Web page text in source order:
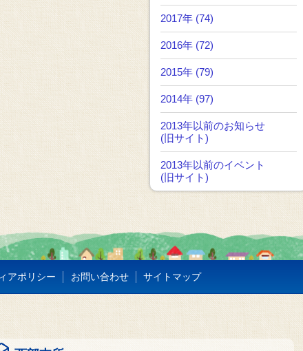
2017年 (74)
2016年 (72)
2015年 (79)
2014年 (97)
2013年以前のお知らせ
(旧サイト)
2013年以前のイベント
(旧サイト)
アポリシー お問い合わせ サイトマップ